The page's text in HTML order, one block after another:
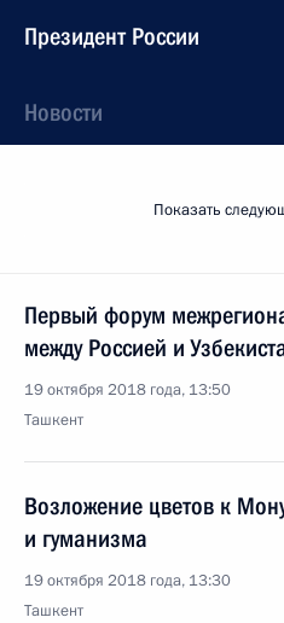
Президент России
Новости
Показать
Первый форум
между Россией и
19 октября 2018 года, 13:50
Ташкент
Возложение цветов к
и гуманизма
19 октября 2018 года, 13:30
Ташкент